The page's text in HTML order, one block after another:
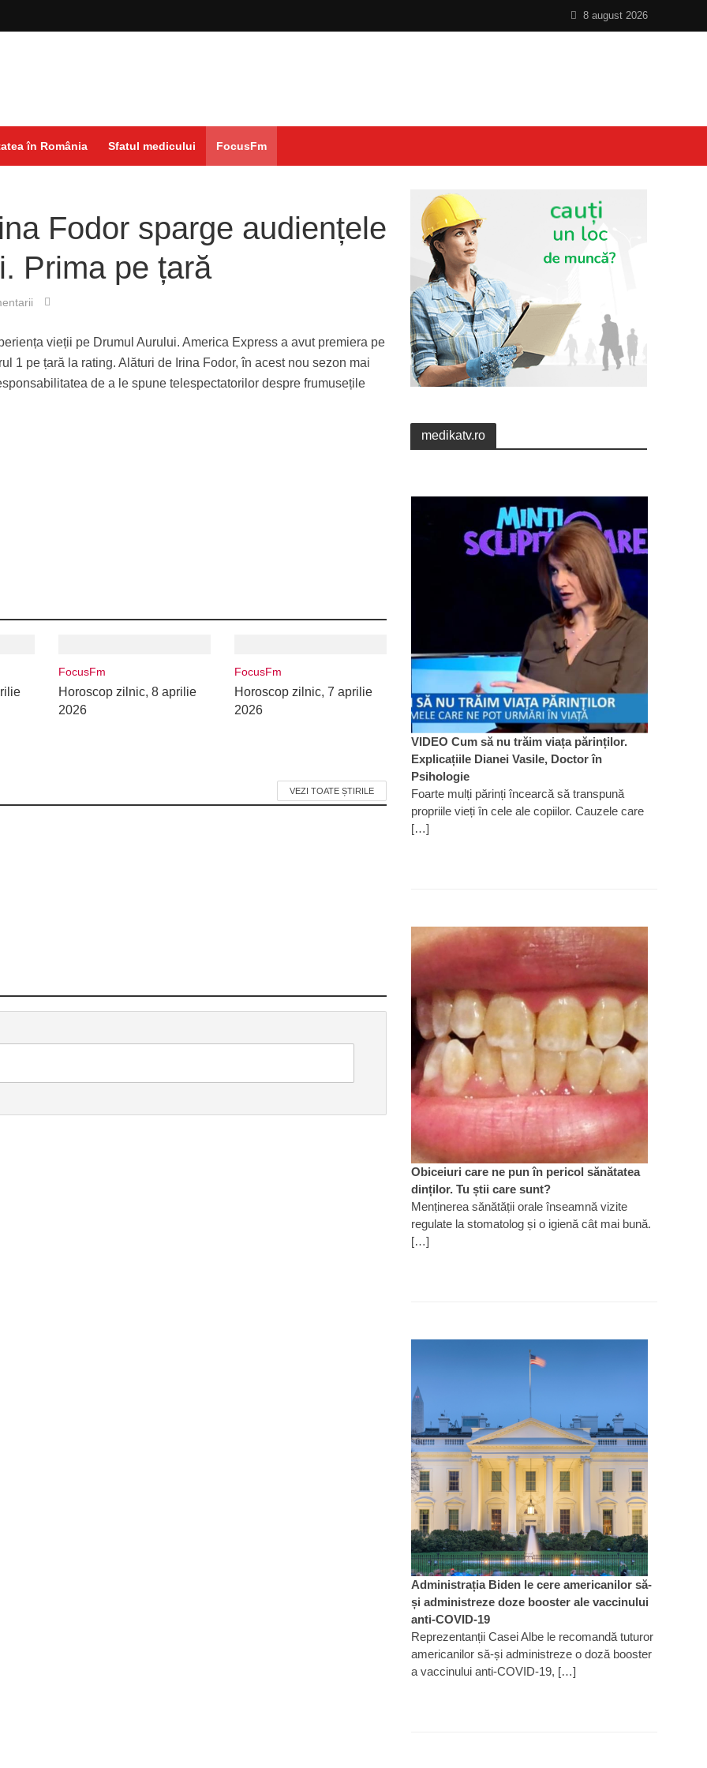
8 august 2026
în România Sfatul medicului FocusFm
Fodor sparge audiențele
Prima pe țară
vieții pe Drumul Aurului. America Express a avut premiera pe
1 pe țară la rating. Alături de Irina Fodor, în acest nou sezon mai
de a le spune telespectatorilor despre frumusețile
FocusFm
Horoscop zilnic, 8 aprilie
2026
FocusFm
Horoscop zilnic, 7 aprilie
2026
VEZI TOATE ȘTIRILE
medikatv.ro
VIDEO Cum să nu trăim viața părinților.
Explicațiile Dianei Vasile, Doctor în
Psihologie
Foarte mulți părinți încearcă să transpună
propriile vieți în cele ale copiilor. Cauzele care
[…]
Obiceiuri care ne pun în pericol sănătatea
dinților. Tu știi care sunt?
Menținerea sănătății orale înseamnă vizite
regulate la stomatolog și o igienă cât mai bună.
[…]
Administrația Biden le cere americanilor să-
și administreze doze booster ale vaccinului
anti-COVID-19
Reprezentanții Casei Albe le recomandă tuturor
americanilor să-și administreze o doză booster
a vaccinului anti-COVID-19, […]